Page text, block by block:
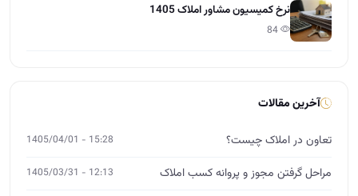
نرخ کمیسیون مشاور املاک 1405
آخرین مقالات
تعاون در املاک چیست؟ 15:28 - 1405/04/01
مراحل گرفتن مجوز و پروانه کسب املاک 12:13 - 1405/03/31